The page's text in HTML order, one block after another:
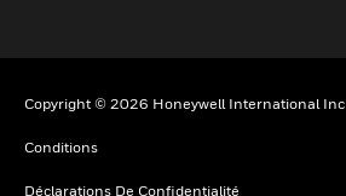
Copyright © 2026 Honeywell International Inc
Conditions
Déclarations De Confidentialité